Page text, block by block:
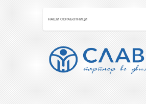
НАШИ СОРАБОТНИЦИ